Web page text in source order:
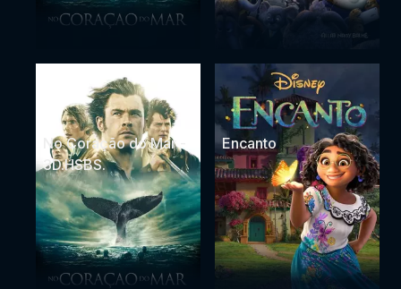
No Coração do Mar -
3D.HSBS.
Encanto